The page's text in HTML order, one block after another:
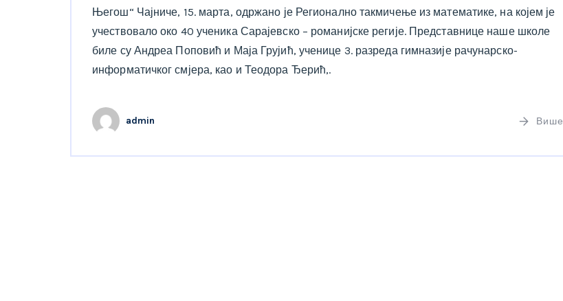
Његош“ Чајниче, 15. марта, одржано је Регионално такмичење из математике, на којем је
учествовало око 40 ученика Сарајевско – романијске регије. Представнице наше школе
биле су Андреа Поповић и Маја Грујић, ученице 3. разреда гимназије рачунарско-
информатичког смјера, као и Теодора Ђерић,.
admin Више